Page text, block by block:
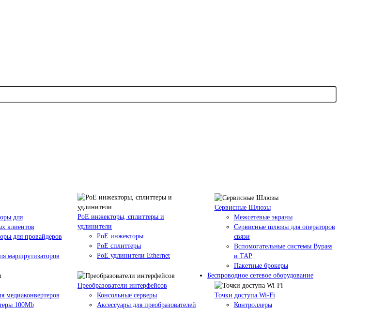
для
клиентов
для провайдеров
маршрутизаторов
PoE инжекторы, сплиттеры и
удлинители
PoE инжекторы
PoE сплиттеры
PoE удлинители Ethernet
Сервисные Шлюзы
Межсетевые экраны
Сервисные шлюзы для операторов
связи
Вспомогательные системы Bypass
и TAP
Пакетные брокеры
медиаконвертеров
100Mb
Преобразователи интерфейсов
Консольные серверы
Аксессуары для преобразователей
Беспроводное сетевое оборудование
Точки доступа Wi-Fi
Контроллеры